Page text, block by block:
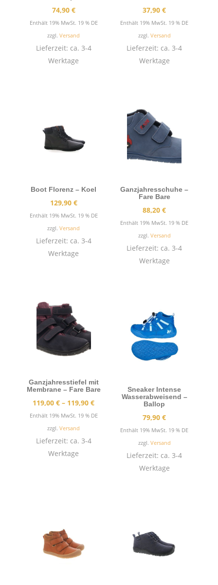
74,90 €
Enthält 19% MwSt. 19 % DE
zzgl.Versand
Lieferzeit: ca. 3-4
Werktage
37,90€
Enthält 19% MwSt. 19 % DE
zzgl. Versand
Lieferzeit: ca. 3-4
Werktage
Boot Florenz – Koel
129,90 €
Enthält 19% MwSt. 19 % DE
zzgl.Versand
Lieferzeit: ca. 3-4
Werktage
Ganzjahresschuhe –
Fare Bare
88,20€
Enthält 19% MwSt. 19 % DE
zzgl. Versand
Lieferzeit: ca. 3-4
Werktage
Ganzjahresstiefel mit
Membrane – Fare Bare
119,00€ – 119,90€Preisspanne:
119,00 €
Enthält 19% MwSt. 19 % DE
zzgl.Versand
Lieferzeit: ca. 3-4
Werktage
Sneaker Intense
Wasserabweisend –
Ballop
79,90€
Enthält 19% MwSt. 19 % DE
zzgl. Versand
Lieferzeit: ca. 3-4
Werktage